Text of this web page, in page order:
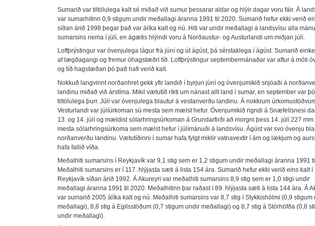
Sumarið var tiltölulega kalt sé miðað við sumur þessarar aldar og hlýir dagar voru fáir. Á
var sumarhitinn 0,9 stigum undir meðallagi áranna 1991 til 2020. Sumarið hefur ekki verið
síðan árið 1998 þegar það var álíka kalt og nú. Hiti var undir meðallagi á landsvísu alla
sumarsins nema í júlí, en ágætis hlýindi voru á Norðaustur- og Austurlandi um miðjan júlí.
Loftþrýstingur var óvenjulega lágur frá júní og út ágúst, þá sérstaklega í ágúst. Sumarið
af lægðagangi og fremur óhagstæðri tíð. Loftþrýstingur septembermánaðar var aftur á móti
og tíð hagstæðari þó það hafi verið kalt.
Nokkuð langvinnt norðanhret gekk yfir landið í byrjun júní og óvenjumikið snjóaði á
landinu miðað við árstíma. Mikil vætutíð ríkti um nánast allt land í sumar, en september var þó
tiltölulega þurr. Júlí var óvenjulega blautur á vestanverðu landinu. Á nokkrum
Vesturlandi var júlíúrkoman sú mesta sem mælst hefur. Óvenjumikið rigndi á Snæfellsnesi
13. og 14. júlí og mældist sólarhringsúrkoman á Grundarfirði að morgni þess 14. júlí 227 mm
mesta sólarhringsúrkoma sem mælst hefur í júlímánuði á landsvísu. Ágúst var svo óvenju
norðanverðu landinu. Vætutíðinni í sumar hafa fylgt miklir vatnavextir í ám og lækjum og
hafa fallið víða.
Meðalhiti sumarsins í Reykjavík var 9,1 stig sem er 1,2 stigum undir meðallagi áranna 1991
Meðalhiti sumarsins er í 117. hlýjasta sæti á lista 154 ára. Sumarið hefur ekki verið eins kalt í
Reykjavík síðan árið 1992. Á Akureyri var meðalhiti sumarsins 8,9 stig sem er 1,0 stigi undir
meðallagi áranna 1991 til 2020. Meðalhitinn þar raðast í 89. hlýjasta sæti á lista 144 ára. Á
var sumarið 2005 álíka kalt og nú. Meðalhiti sumarsins var 8,7 stig í Stykkishólmi (0,9 stigum
meðallagi), 8,8 stig á Egilsstöðum (0,7 stigum undir meðallagi) og 8,7 stig á Stórhöfða (0,8
undir meðallagi).